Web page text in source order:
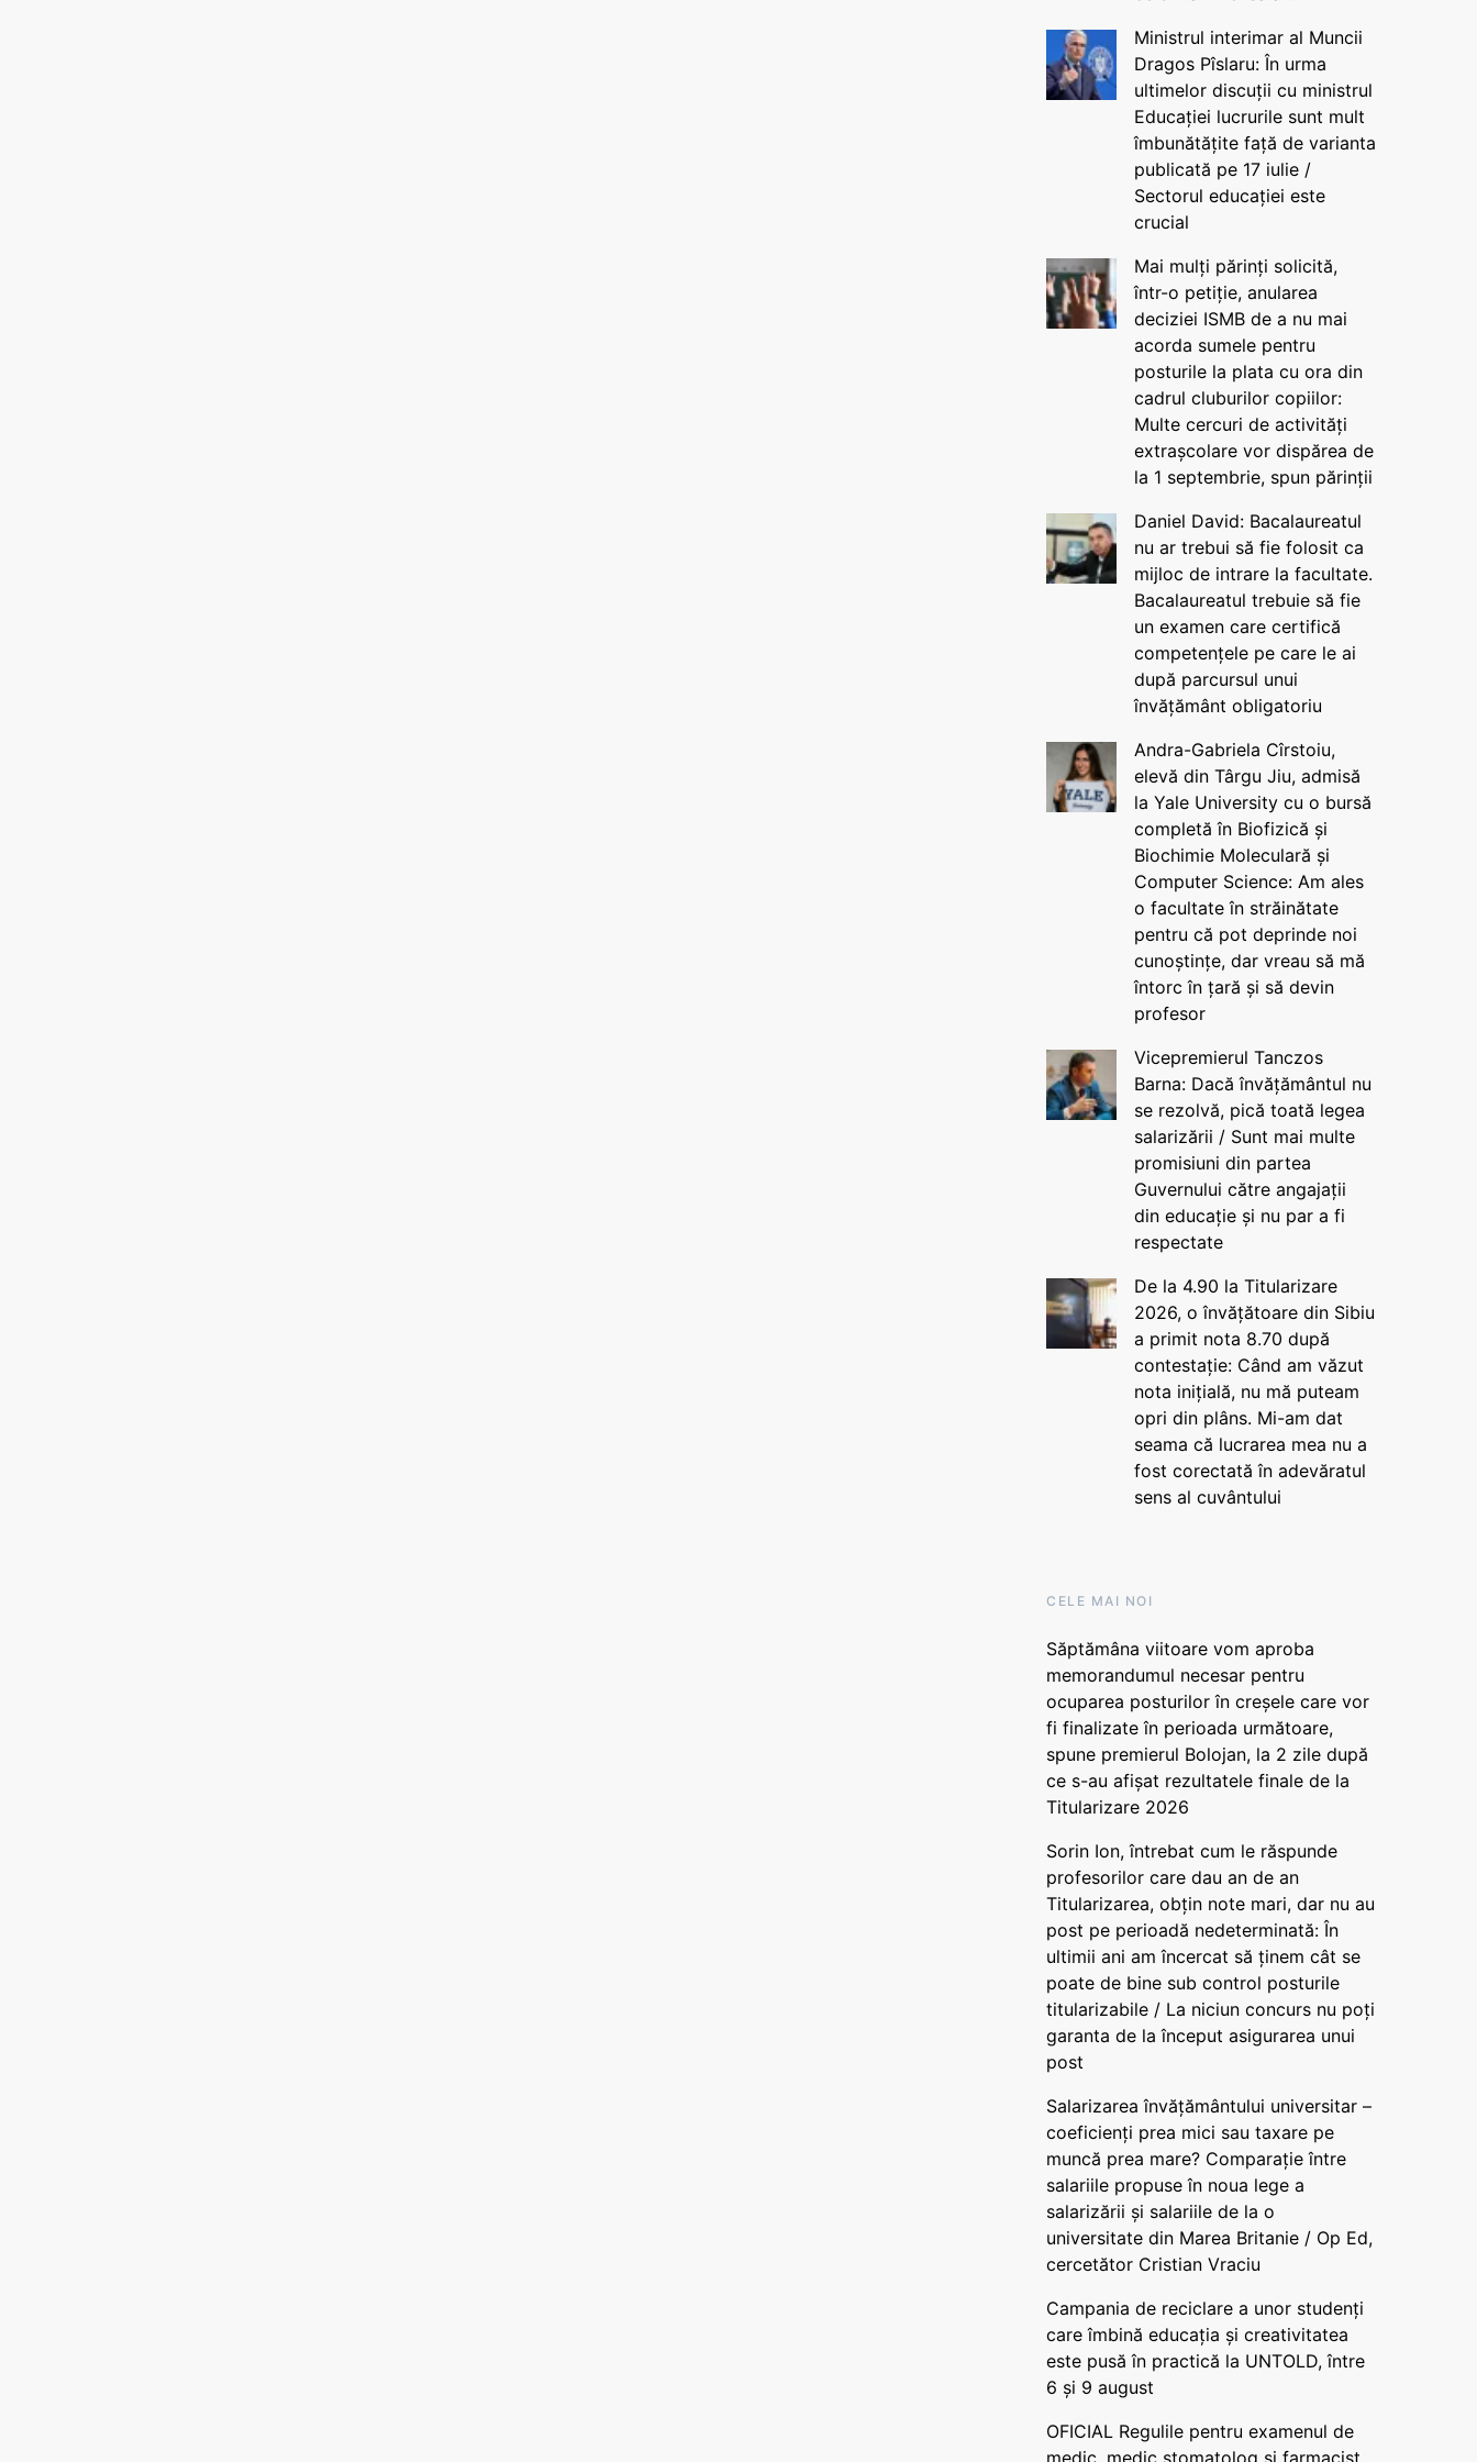
Ministrul interimar al Muncii
Dragos Pîslaru: În urma
ultimelor discuții cu ministrul
Educației lucrurile sunt mult
îmbunătățite față de varianta
publicată pe 17 iulie /
Sectorul educației este
crucial
Mai mulți părinți solicită,
într-o petiție, anularea
deciziei ISMB de a nu mai
acorda sumele pentru
posturile la plata cu ora din
cadrul cluburilor copiilor:
Multe cercuri de activități
extrașcolare vor dispărea de
la 1 septembrie, spun părinții
Daniel David: Bacalaureatul
nu ar trebui să fie folosit ca
mijloc de intrare la facultate.
Bacalaureatul trebuie să fie
un examen care certifică
competențele pe care le ai
după parcursul unui
învățământ obligatoriu
Andra-Gabriela Cîrstoiu,
elevă din Târgu Jiu, admisă
la Yale University cu o bursă
completă în Biofizică și
Biochimie Moleculară și
Computer Science: Am ales
o facultate în străinătate
pentru că pot deprinde noi
cunoștințe, dar vreau să mă
întorc în țară și să devin
profesor
Vicepremierul Tanczos
Barna: Dacă învățământul nu
se rezolvă, pică toată legea
salarizării / Sunt mai multe
promisiuni din partea
Guvernului către angajații
din educație și nu par a fi
respectate
De la 4.90 la Titularizare
2026, o învățătoare din Sibiu
a primit nota 8.70 după
contestație: Când am văzut
nota inițială, nu mă puteam
opri din plâns. Mi-am dat
seama că lucrarea mea nu a
fost corectată în adevăratul
sens al cuvântului
CELE MAI NOI
Săptămâna viitoare vom aproba
memorandumul necesar pentru
ocuparea posturilor în creșele care vor
fi finalizate în perioada următoare,
spune premierul Bolojan, la 2 zile după
ce s-au afișat rezultatele finale de la
Titularizare 2026
Sorin Ion, întrebat cum le răspunde
profesorilor care dau an de an
Titularizarea, obțin note mari, dar nu au
post pe perioadă nedeterminată: În
ultimii ani am încercat să ținem cât se
poate de bine sub control posturile
titularizabile / La niciun concurs nu poți
garanta de la început asigurarea unui
post
Salarizarea învățământului universitar –
coeficienți prea mici sau taxare pe
muncă prea mare? Comparație între
salariile propuse în noua lege a
salarizării și salariile de la o
universitate din Marea Britanie / Op Ed,
cercetător Cristian Vraciu
Campania de reciclare a unor studenți
care îmbină educația și creativitatea
este pusă în practică la UNTOLD, între
6 și 9 august
OFICIAL Regulile pentru examenul de
medic, medic stomatolog și farmacist